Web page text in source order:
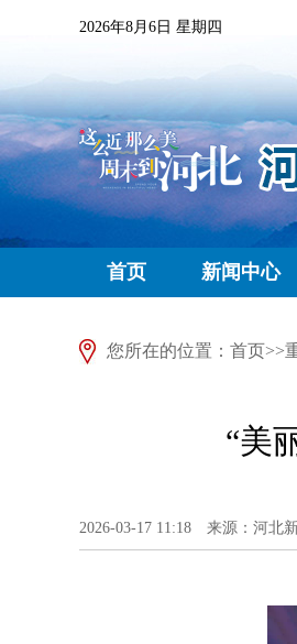
2026年8月6日 星期四
首页 新闻中心
您所在的位置： 首页>>
“美
2026-03-17 11:18 来源：河北